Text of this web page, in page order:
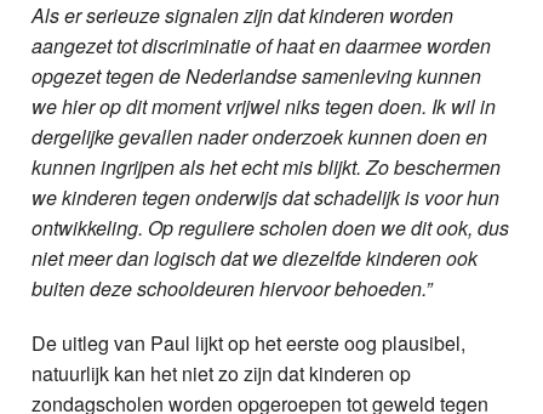
Als er serieuze signalen zijn dat kinderen worden
aangezet tot discriminatie of haat en daarmee worden
opgezet tegen de Nederlandse samenleving kunnen
we hier op dit moment vrijwel niks tegen doen. Ik wil in
dergelijke gevallen nader onderzoek kunnen doen en
kunnen ingrijpen als het echt mis blijkt. Zo beschermen
we kinderen tegen onderwijs dat schadelijk is voor hun
ontwikkeling. Op reguliere scholen doen we dit ook, dus
niet meer dan logisch dat we diezelfde kinderen ook
buiten deze schooldeuren hiervoor behoeden.”
De uitleg van Paul lijkt op het eerste oog plausibel,
natuurlijk kan het niet zo zijn dat kinderen op
zondagscholen worden opgeroepen tot geweld tegen